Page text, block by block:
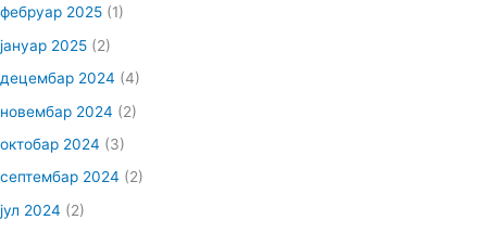
фебруар 2025 (1)
јануар 2025 (2)
децембар 2024 (4)
новембар 2024 (2)
октобар 2024 (3)
септембар 2024 (2)
јул 2024 (2)